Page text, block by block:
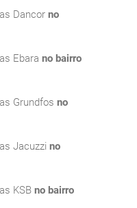
Dancor no
Ebara no bairro
Grundfos no
Jacuzzi no
KSB no bairro